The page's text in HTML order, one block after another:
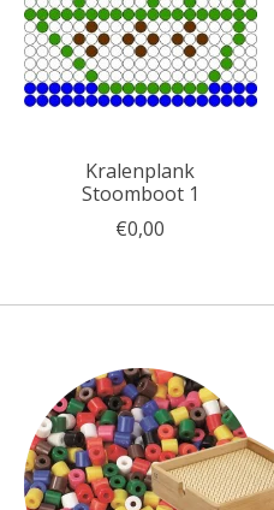
Kralenplank
Stoomboot 1
€0,00